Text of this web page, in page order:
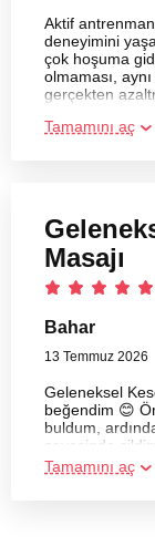
Aktif
deneyimini
çok hoşuma
olmaması,
gerçekten
Tamamını aç
Masajı
Bahar
13 Temmuz 2026
Geleneksel
beğendim 😊
buldum,
sayesinde
tazelenmiş
üzerimdeki tüm
Tamamını aç